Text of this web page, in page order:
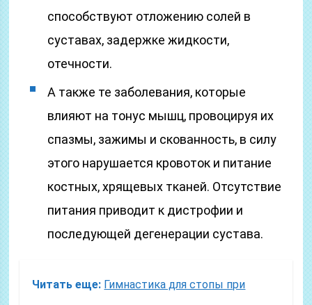
способствуют отложению солей в
суставах, задержке жидкости,
отечности.
А также те заболевания, которые
влияют на тонус мышц, провоцируя их
спазмы, зажимы и скованность, в силу
этого нарушается кровоток и питание
костных, хрящевых тканей. Отсутствие
питания приводит к дистрофии и
последующей дегенерации сустава.
Читать еще: Гимнастика для стопы при